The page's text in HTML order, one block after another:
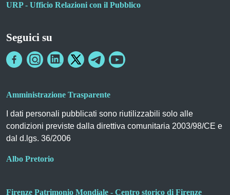
URP - Ufficio Relazioni con il Pubblico
Seguici su
Amministrazione Trasparente
I dati personali pubblicati sono riutilizzabili solo alle
condizioni previste dalla direttiva comunitaria 2003/98/CE e
dal d.lgs. 36/2006
Albo Pretorio
Firenze Patrimonio Mondiale - Centro storico di Firenze